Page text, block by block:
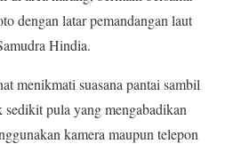
dengan latar pemandangan laut
Hindia.
menikmati suasana pantai sambil
pula yang mengabadikan
kamera maupun telepon